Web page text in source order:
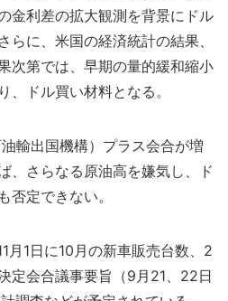
金利差の拡大観測を背景にドル
らに、米国の経済統計の結果、
次第では、早期の量的緩和縮小
、ドル買い材料となる。
輸出国機構）プラス会合が増
、さらなる原油高を嫌気し、ド
否定できない。
月1日に10月の新車販売台数、2
定会合議事要旨（9月21、22日